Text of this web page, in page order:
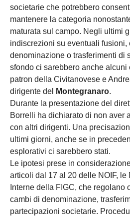
societarie che potrebbero
mantenere la categoria
maturata sul campo. Negli ultimi
indiscrezioni su eventuali fusioni,
denominazione o trasferimenti di
sfondo ci sarebbero anche alcuni
patron della Civitanovese e
dirigente del
Montegranaro.
Durante la presentazione del
Borrelli ha dichiarato di non aver
con altri dirigenti. Una
ultimi giorni, anche se in
esplorativi ci sarebbero stati.
Le ipotesi prese in
articoli dal 17 al 20 delle NOIF, le
Interne della FIGC, che regolano
cambi di denominazione,
partecipazioni societarie.